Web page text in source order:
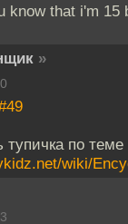
know that i'm 15
»
по теме
wiki/